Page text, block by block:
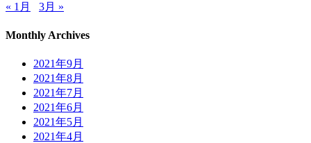
« 1月
3月 »
Monthly Archives
2021年9月
2021年8月
2021年7月
2021年6月
2021年5月
2021年4月